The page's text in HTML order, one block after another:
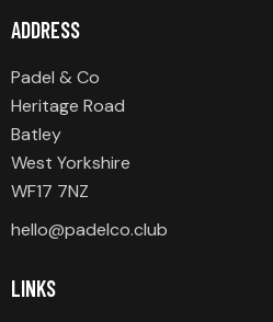
ADDRESS
Padel & Co
Heritage Road
Batley
West Yorkshire
WF17 7NZ
hello@padelco.club
LINKS